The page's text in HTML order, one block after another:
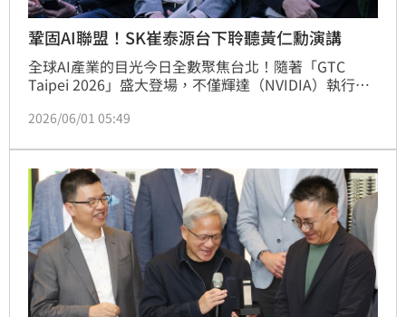
鞏固AI聯盟！SK崔泰源台下聆聽黃仁勳演講
全球AI產業的目光今日全數聚焦台北！隨著「GTC
Taipei 2026」盛大登場，不僅輝達（NVIDIA）執行長
更親自率領集團高層跨海現身。崔泰源此行不僅是為了
NVIDIA「單一團隊（Single Team）」的夥伴關係從單
純的供需，正式升級為共同定義AI架構的戰略盟友。
2026/06/01 05:49